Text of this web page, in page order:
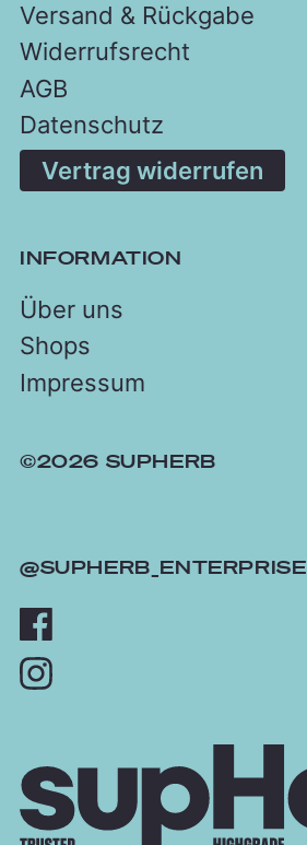
Versand & Rückgabe
Widerrufsrecht
AGB
Datenschutz
Vertrag widerrufen
INFORMATION
Über uns
Shops
Impressum
©2026 SUPHERB
@SUPHERB_ENTERPRISE